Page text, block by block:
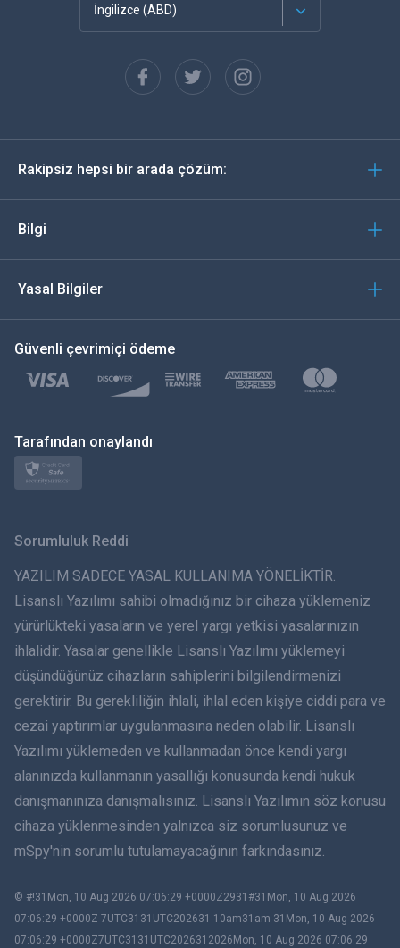
İngilizce (ABD)
Español
Almanca
Türkçe
Polski
日本
ภาษาไทย
Dansk
हिंदी
עברית
Română
Việt
Rakipsiz hepsi bir arada çözüm:
Bilgi
Yasal Bilgiler
Güvenli çevrimiçi ödeme
Tarafından onaylandı
Sorumluluk Reddi
YAZILIM SADECE YASAL KULLANIMA YÖNELİKTİR.
Lisanslı Yazılımı sahibi olmadığınız bir cihaza yüklemeniz
yürürlükteki yasaların ve yerel yargı yetkisi yasalarınızın
ihlalidir. Yasalar genellikle Lisanslı Yazılımı yüklemeyi
düşündüğünüz cihazların sahiplerini bilgilendirmenizi
gerektirir. Bu gerekliliğin ihlali, ihlal eden kişiye ciddi para ve
cezai yaptırımlar uygulanmasına neden olabilir. Lisanslı
Yazılımı yüklemeden ve kullanmadan önce kendi yargı
alanınızda kullanmanın yasallığı konusunda kendi hukuk
danışmanınıza danışmalısınız. Lisanslı Yazılımın söz konusu
cihaza yüklenmesinden yalnızca siz sorumlusunuz ve
mSpy'nin sorumlu tutulamayacağının farkındasınız.
© #!31Mon, 10 Aug 2026 07:06:29 +0000Z2931#31Mon, 10 Aug 2026
07:06:29 +0000Z-7UTC3131UTC202631 10am31am-31Mon, 10 Aug 2026
07:06:29 +0000Z7UTC3131UTC2026312026Mon, 10 Aug 2026 07:06:29